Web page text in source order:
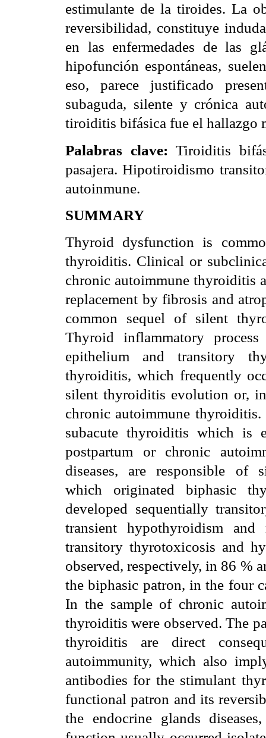
estimulante de la tiroides. La
reversibilidad, constituye
en las enfermedades de las
hipofunción espontáneas,
eso, parece justificado
subaguda, silente y crónica
tiroiditis bifásica fue el hallazgo
Palabras clave: Tiroiditis
pasajera. Hipotiroidismo
autoinmune.
SUMMARY
Thyroid dysfunction is
thyroiditis. Clinical or
chronic autoimmune thyroiditis
replacement by fibrosis and
common sequel of silent
Thyroid inflammatory
epithelium and transitory
thyroiditis, which frequently
silent thyroiditis evolution or,
chronic autoimmune
subacute thyroiditis which is
postpartum or chronic
diseases, are responsible of
which originated biphasic
developed sequentially
transient hypothyroidism and
transitory thyrotoxicosis and
observed, respectively, in 86 %
the biphasic patron, in the four
In the sample of chronic
thyroiditis were observed. The
thyroiditis are direct
autoimmunity, which also
antibodies for the stimulant
functional patron and its
the endocrine glands